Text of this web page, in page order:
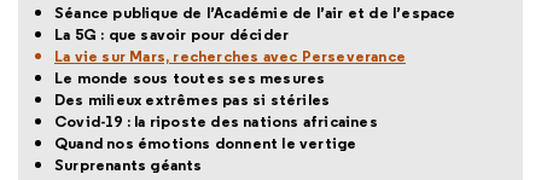
Séance publique de l’Académie de l’air et de l’espace
La 5G : que savoir pour décider
La vie sur Mars, recherches avec Perseverance
Le monde sous toutes ses mesures
Des milieux extrêmes pas si stériles
Covid-19 : la riposte des nations africaines
Quand nos émotions donnent le vertige
Surprenants géants